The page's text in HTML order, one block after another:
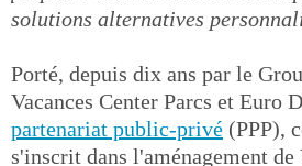
solutions alternatives
Porté, depuis dix ans par le
Vacances Center Parcs et Euro
partenariat public-privé (PPP),
s'inscrit dans l'aménagement